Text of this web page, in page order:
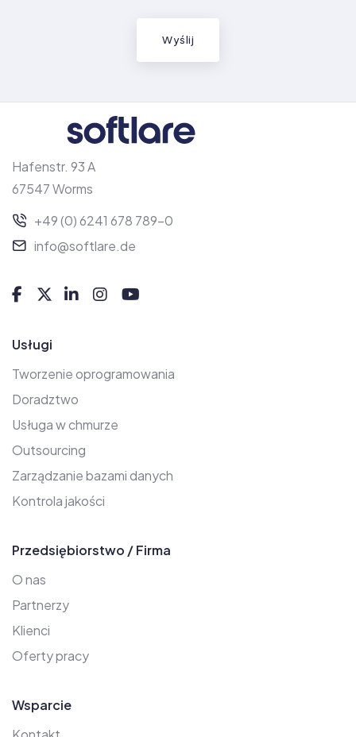
Hafenstr. 93 A
67547 Worms
+49 (0) 6241 678 789-0
info@softlare.de
Usługi
Tworzenie oprogramowania
Doradztwo
Usługa w chmurze
Outsourcing
Zarządzanie bazami danych
Kontrola jakości
Przedsiębiorstwo / Firma
O nas
Partnerzy
Klienci
Oferty pracy
Wsparcie